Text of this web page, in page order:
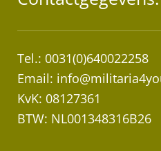
Tel.: 0031(0)640022258
Email:
KvK: 08127361
BTW: NL001348316B26